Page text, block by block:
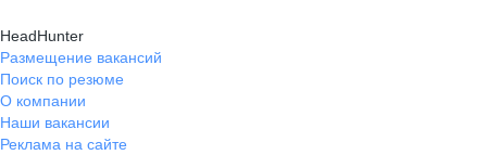
HeadHunter
Размещение вакансий
Поиск по резюме
О компании
Наши вакансии
Реклама на сайте